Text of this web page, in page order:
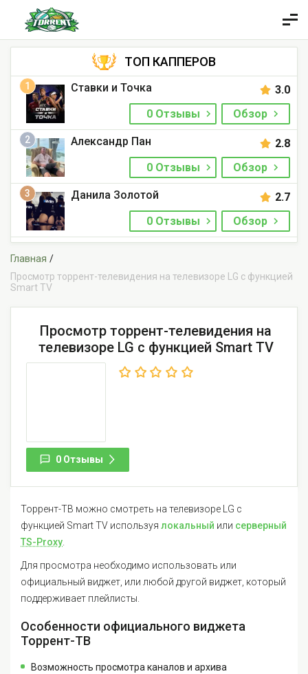
ТОП КАППЕРОВ
1 Ставки и Точка
3.0
0 Отзывы
Обзор
2 Александр Пан
2.8
0 Отзывы
Обзор
3 Данила Золотой
2.7
0 Отзывы
Обзор
Главная
Просмотр торрент-телевидения на телевизоре LG с функцией
Smart TV
Просмотр торрент-телевидения на
телевизоре LG с функцией Smart TV
0 Отзывы
Торрент-ТВ можно смотреть на телевизоре LG с
функцией Smart TV используя локальный или серверный
TS-Proxy.
Для просмотра необходимо использовать или
официальный виджет, или любой другой виджет, который
поддерживает плейлисты.
Особенности официального виджета
Торрент-ТВ
Возможность просмотра каналов и архива